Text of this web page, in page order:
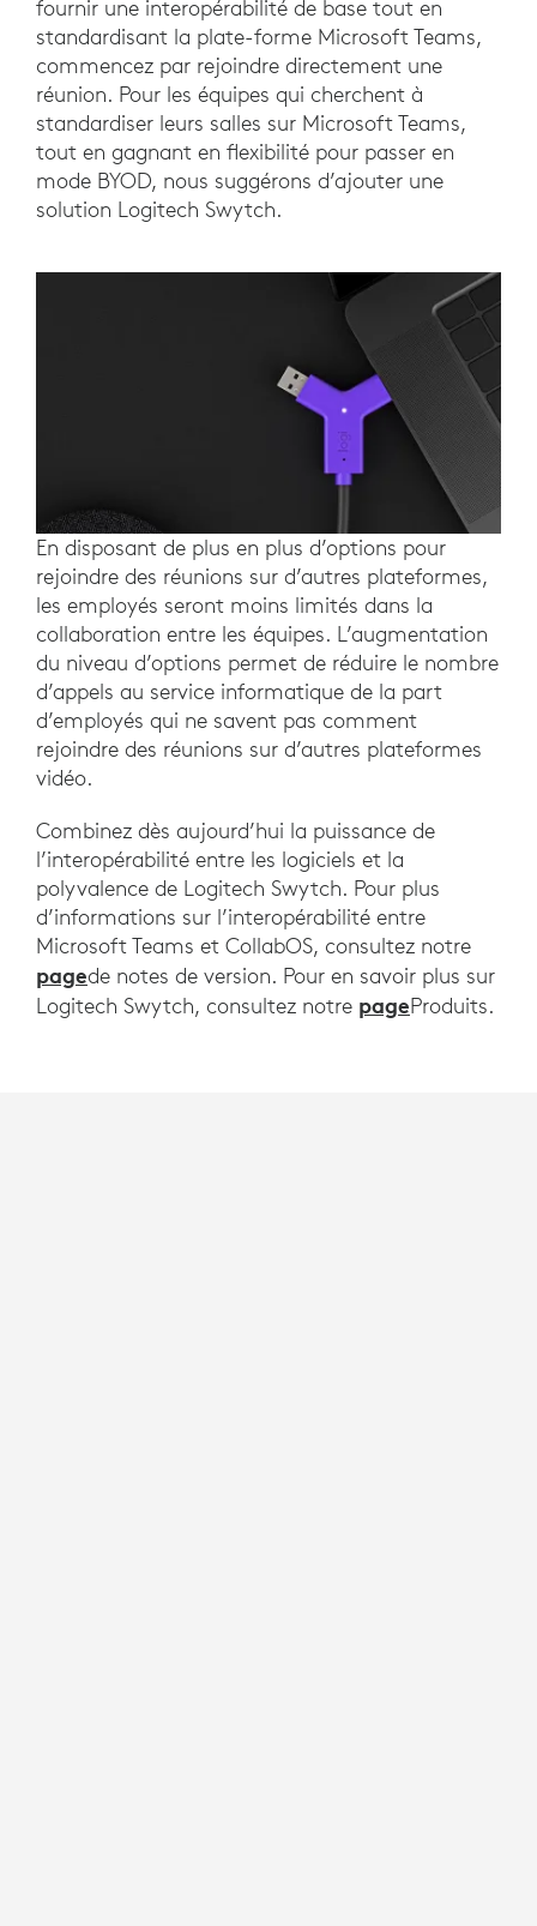
fournir une interopérabilité de base tout en
standardisant la plate-forme Microsoft Teams,
commencez par rejoindre directement une
réunion. Pour les équipes qui cherchent à
standardiser leurs salles sur Microsoft Teams,
tout en gagnant en flexibilité pour passer en
mode BYOD, nous suggérons d’ajouter une
solution Logitech Swytch.
En disposant de plus en plus d’options pour
rejoindre des réunions sur d’autres plateformes,
les employés seront moins limités dans la
collaboration entre les équipes. L’augmentation
du niveau d’options permet de réduire le nombre
d’appels au service informatique de la part
d’employés qui ne savent pas comment
rejoindre des réunions sur d’autres plateformes
vidéo.
Combinez dès aujourd’hui la puissance de
l’interopérabilité entre les logiciels et la
polyvalence de Logitech Swytch. Pour plus
d’informations sur l’interopérabilité entre
Microsoft Teams et CollabOS, consultez notre
pagede notes de version. Pour en savoir plus sur
Logitech Swytch, consultez notre pageProduits.